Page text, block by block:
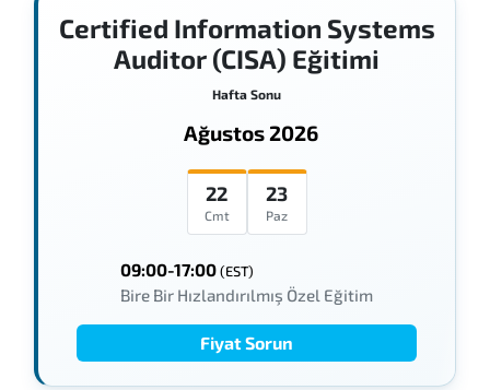
Certified Information Systems
Auditor (CISA) Eğitimi
Hafta Sonu
Ağustos 2026
22
Cmt
23
Paz
09:00-17:00(EST)
Bire Bir Hızlandırılmış Özel Eğitim
Fiyat Sorun